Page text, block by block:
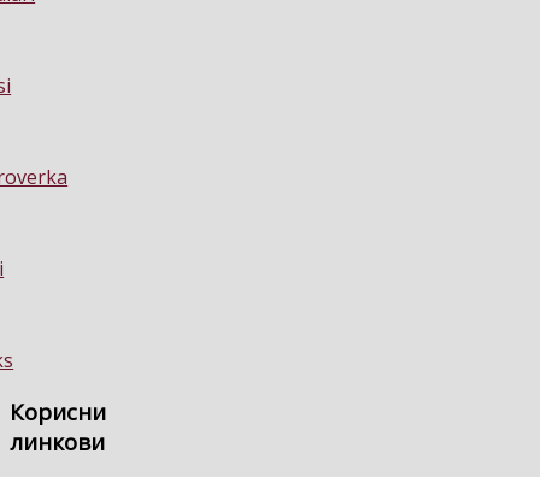
Корисни
линкови